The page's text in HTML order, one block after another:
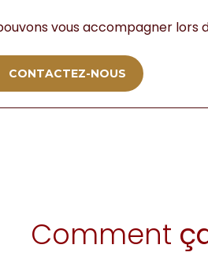
vous accompagner
CONTACTEZ-NOUS
Comment